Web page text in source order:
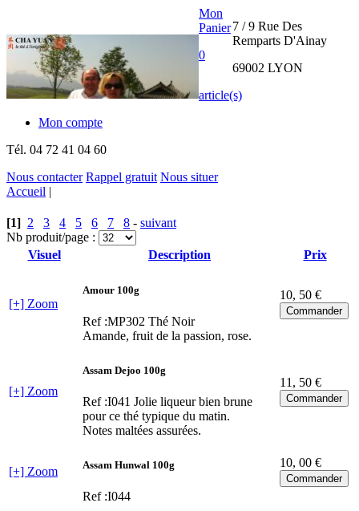
THE CHA
YUAN
7 / 9 Rue Des
Remparts D'Ainay
69002 LYON
Mon
Panier
0
article(s)
Mon compte
Tél. 04 72 41 04 60
Nous contacter Rappel gratuit Nous situer
Accueil |
[1] 2 3 4 5 6 7 8 - suivant
Nb produit/page :
Visuel
Description Prix
[+] Zoom
Amour 100g
Ref :MP302 Thé Noir
Amande, fruit de la passion, rose.
10, 50 €
[+] Zoom
Assam Dejoo 100g
Ref :I041 Jolie liqueur bien brune
pour ce thé typique du matin.
Notes maltées assurées.
11, 50 €
[+] Zoom
Assam Hunwal 100g
Ref :I044
10, 00 €